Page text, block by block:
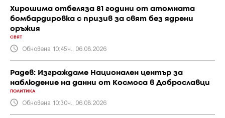
Хирошима отбеляза 81 години от атомната
бомбардировка с призив за свят без ядрени
оръжия
СВЯТ
Обновена 10:45ч., 06.08.2026
Радев: Изграждаме Национален център за
наблюдение на данни от Космоса в Доброславци
ПОЛИТИКА
Обновена 10:30ч., 06.08.2026